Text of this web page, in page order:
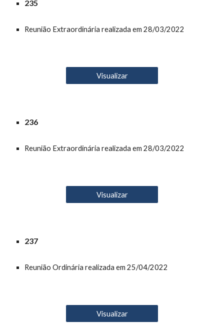
235
Reunião Extraordinária realizada em 28/03/2022
Visualizar
236
Reunião Extraordinária realizada em 28/03/2022
Visualizar
237
ReuniãoOrdinária realizada em 25/04/2022
Visualizar